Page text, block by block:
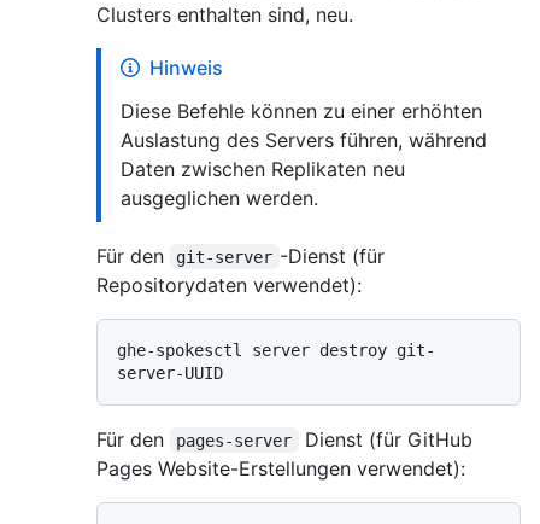
Clusters enthalten sind, neu.
Hinweis
Diese Befehle können zu einer erhöhten
Auslastung des Servers führen, während
Daten zwischen Replikaten neu
ausgeglichen werden.
Für den git-server -Dienst (für
Repositorydaten verwendet):
ghe-spokesctl server destroy git-
Für den pages-server
Dienst (für GitHub
Pages Website-Erstellungen verwendet):